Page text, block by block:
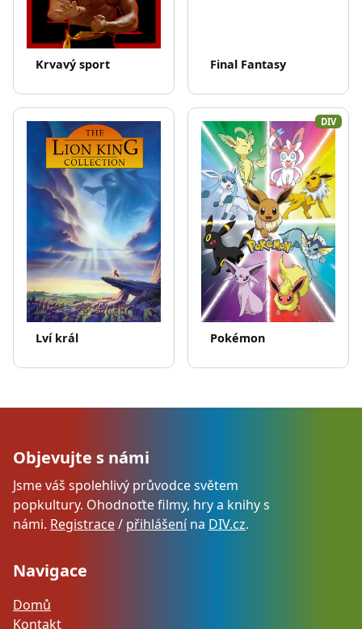
Krvavý sport Final Fantasy
Lví král
DIV
Pokémon
Objevujte s námi
Jsme váš spolehlivý průvodce světem
popkultury. Ohodnoťte filmy, hry a knihy s
námi. Registrace/ přihlášenína DIV.cz.
Navigace
Domů
Kontakt